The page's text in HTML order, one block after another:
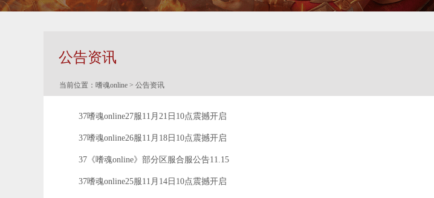
公告资讯
当前位置： 嗜魂online > 公告资讯
37嗜魂online27服11月21日10点震撼开启
37嗜魂online26服11月18日10点震撼开启
37《嗜魂online》部分区服合服公告11.15
37嗜魂online25服11月14日10点震撼开启